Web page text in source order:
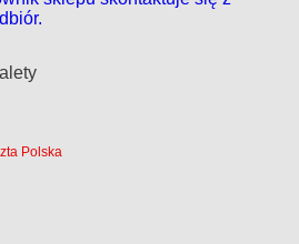
Polska